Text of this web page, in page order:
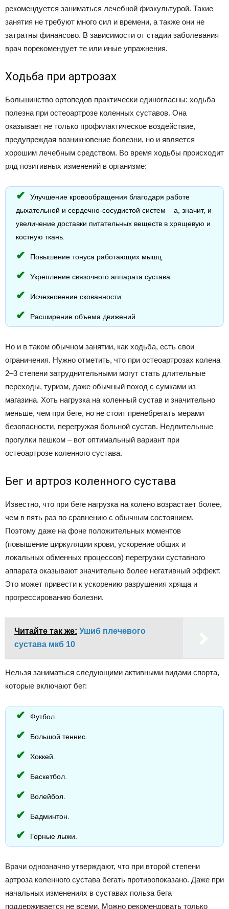
рекомендуется заниматься лечебной физкультурой. Такие
занятия не требуют много сил и времени, а также они не
затратны финансово. В зависимости от стадии заболевания
врач порекомендует те или иные упражнения.
Ходьба при артрозах
Большинство ортопедов практически единогласны: ходьба
полезна при остеоартрозе коленных суставов. Она
оказывает не только профилактическое воздействие,
предупреждая возникновение болезни, но и является
хорошим лечебным средством. Во время ходьбы происходит
ряд позитивных изменений в организме:
Улучшение кровообращения благодаря работе
дыхательной и сердечно-сосудистой систем – а, значит, и
увеличение доставки питательных веществ в хрящевую и
костную ткань.
Повышение тонуса работающих мышц.
Укрепление связочного аппарата сустава.
Исчезновение скованности.
Расширение объема движений.
Но и в таком обычном занятии, как ходьба, есть свои
ограничения. Нужно отметить, что при остеоартрозах колена
2–3 степени затруднительными могут стать длительные
переходы, туризм, даже обычный поход с сумками из
магазина. Хоть нагрузка на коленный сустав и значительно
меньше, чем при беге, но не стоит пренебрегать мерами
безопасности, перегружая больной сустав. Недлительные
прогулки пешком – вот оптимальный вариант при
остеоартрозе коленного сустава.
Бег и артроз коленного сустава
Известно, что при беге нагрузка на колено возрастает более,
чем в пять раз по сравнению с обычным состоянием.
Поэтому даже на фоне положительных моментов
(повышение циркуляции крови, ускорение общих и
локальных обменных процессов) перегрузки суставного
аппарата оказывают значительно более негативный эффект.
Это может привести к ускорению разрушения хряща и
прогрессированию болезни.
Читайте так же: Ушиб плечевого
сустава мкб 10
Нельзя заниматься следующими активными видами спорта,
которые включают бег:
Футбол.
Большой теннис.
Хоккей.
Баскетбол.
Волейбол.
Бадминтон.
Горные лыжи.
Врачи однозначно утверждают, что при второй степени
артроза коленного сустава бегать противопоказано. Даже при
начальных изменениях в суставах польза бега
поддерживается не всеми. Можно рекомендовать только